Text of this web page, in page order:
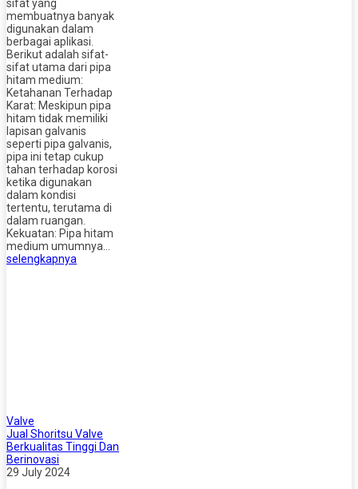
sifat yang
membuatnya banyak
digunakan dalam
berbagai aplikasi.
Berikut adalah sifat-
sifat utama dari pipa
hitam medium:
Ketahanan Terhadap
Karat: Meskipun pipa
hitam tidak memiliki
lapisan galvanis
seperti pipa galvanis,
pipa ini tetap cukup
tahan terhadap korosi
ketika digunakan
dalam kondisi
tertentu, terutama di
dalam ruangan.
Kekuatan: Pipa hitam
medium umumnya…
selengkapnya
Valve
Jual Shoritsu Valve
Berkualitas Tinggi Dan
Berinovasi
29 July 2024